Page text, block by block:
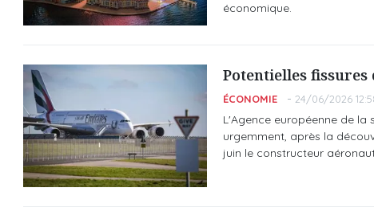
économique.
Potentielles fissures
ÉCONOMIE 24/06/2026
L'Agence européenne de la
urgemment, après la
juin le constructeur